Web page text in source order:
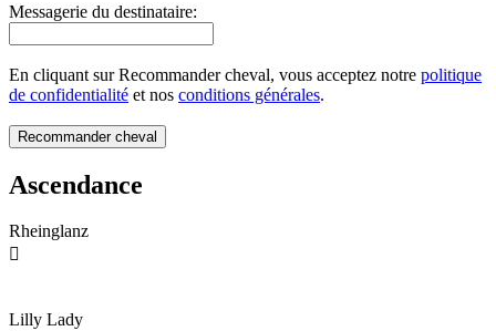
Messagerie du destinataire:
En cliquant sur Recommander cheval, vous acceptez notre politique
de confidentialité et nos conditions générales.
Ascendance
Rheinglanz

Lilly Lady